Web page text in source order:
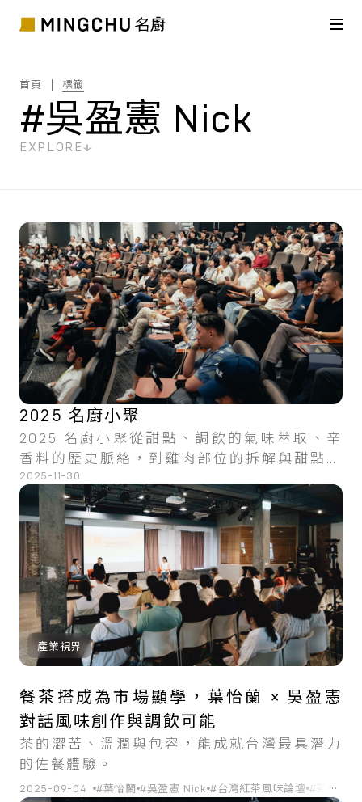
首頁 標籤
#吳盈憲 Nick
EXPLORE
共4 筆搜尋結果
2025 名廚小聚
2025 名廚小聚從甜點、調飲的氣味萃取、辛
香料的歷史脈絡，到雞肉部位的拆解與甜點鹹
甜邊界的模糊。透過職人們對分子結構、植物
科別與食材系統的鑽研，揭示餐飲從業者如何
將抽象感官具象化，並轉化為觸動人心的餐飲
體驗。
2025-11-30
產業視界
餐茶搭成為市場顯學，葉怡蘭 × 吳盈憲
對話風味創作與調飲可能
茶的澀苦、溫潤與包容，能成就台灣最具潛力
的佐餐體驗。
2025-09-04 #葉怡蘭 #吳盈憲 Nick #台灣紅茶風味論壇 #茶 #餐
...